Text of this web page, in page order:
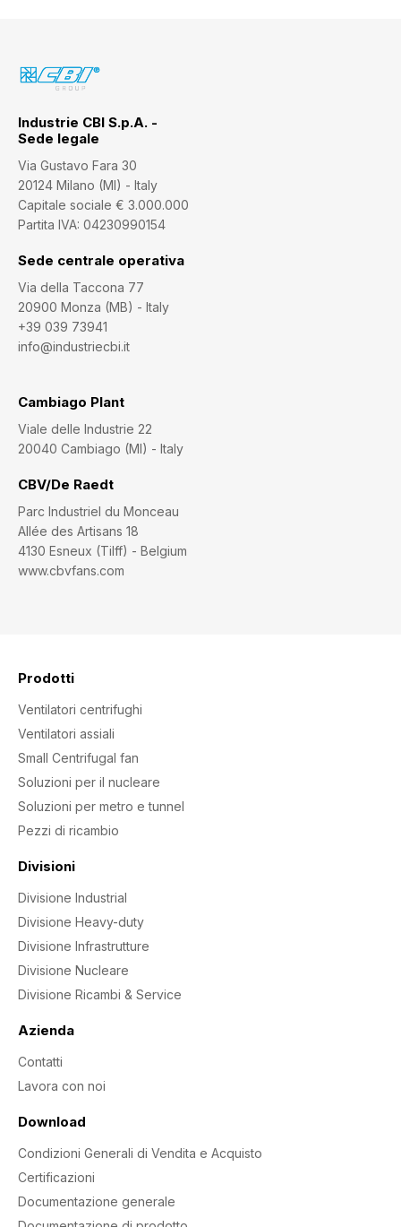
Industrie CBI S.p.A. -
Sede legale
Via Gustavo Fara 30
20124 Milano (MI) - Italy
Capitale sociale € 3.000.000
Partita IVA: 04230990154
Sede centrale operativa
Via della Taccona 77
20900 Monza (MB) - Italy
+39 039 73941
info@industriecbi.it
Cambiago Plant
Viale delle Industrie 22
20040 Cambiago (MI) - Italy
CBV/De Raedt
Parc Industriel du Monceau
Allée des Artisans 18
4130 Esneux (Tilff) - Belgium
www.cbvfans.com
Prodotti
Ventilatori centrifughi
Ventilatori assiali
Small Centrifugal fan
Soluzioni per il nucleare
Soluzioni per metro e tunnel
Pezzi di ricambio
Divisioni
Divisione Industrial
Divisione Heavy-duty
Divisione Infrastrutture
Divisione Nucleare
Divisione Ricambi & Service
Azienda
Contatti
Lavora con noi
Download
Condizioni Generali di Vendita e Acquisto
Certificazioni
Documentazione generale